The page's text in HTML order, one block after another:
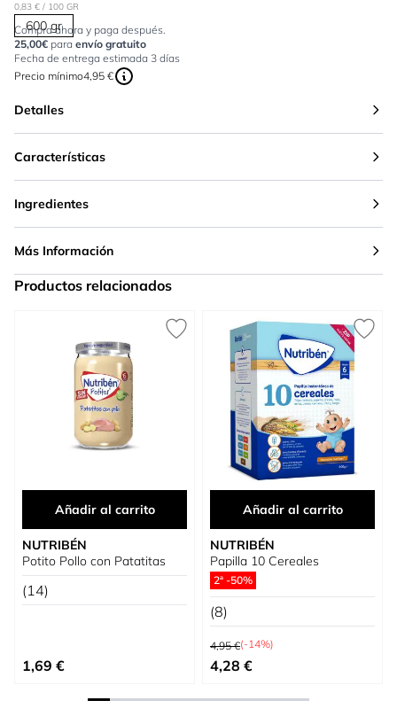
0,83 € / 100 GR
600 gr
Compra ahora y paga después.
25,00€ para envío gratuito
Fecha de entrega estimada 3 días
Precio mínimo4,95 €
Detalles
Características
Ingredientes
Más Información
Productos relacionados
Añadir al carrito
NUTRIBÉN
Potito Pollo con Patatitas
(14)
1,69 €
Añadir al carrito
NUTRIBÉN
Papilla 10 Cereales
2ª -50%
(8)
Precio habitual
4,95 €(-14%)
Precio especial
4,28 €